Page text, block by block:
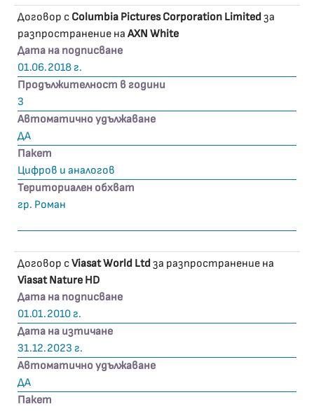
Договор с Columbia Pictures Corporation Limitedза
разпространение на AXN White
Дата на подписване
01.06.2018 г.
Продължителност в години
3
Автоматично удължаване
ДА
Пакет
Цифров и аналогов
Териториален обхват
гр. Роман
Договор сViasat World Ltdза разпространение на
Viasat Nature HD
Дата на подписване
01.01.2010 г.
Дата на изтичане
31.12.2023 г.
Автоматично удължаване
ДА
Пакет